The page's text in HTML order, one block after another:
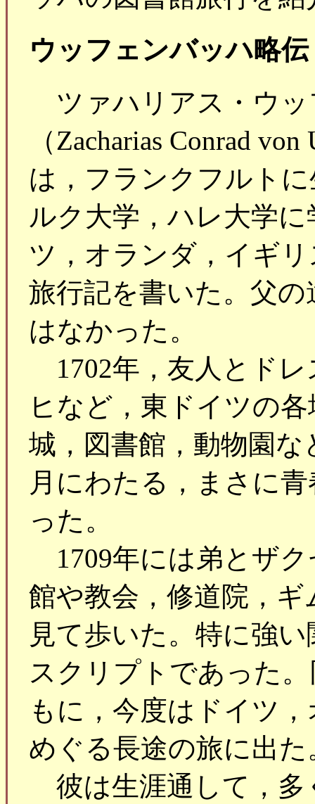
ウッフェンバッハ略伝
ツァハリアス・ウッ
（Zacharias Conrad
は，フランクフルト
ルク大学，ハレ大学
ツ，オランダ，イギ
旅行記を書いた。父
はなかった。
1702年，友人とド
ヒなど，東ドイツの
城，図書館，動物園
月にわたる，まさに
った。
1709年には弟とザ
館や教会，修道院，
見て歩いた。特に強
スクリプトであった
もに，今度はドイツ
めぐる長途の旅に出た
彼は生涯通して，多